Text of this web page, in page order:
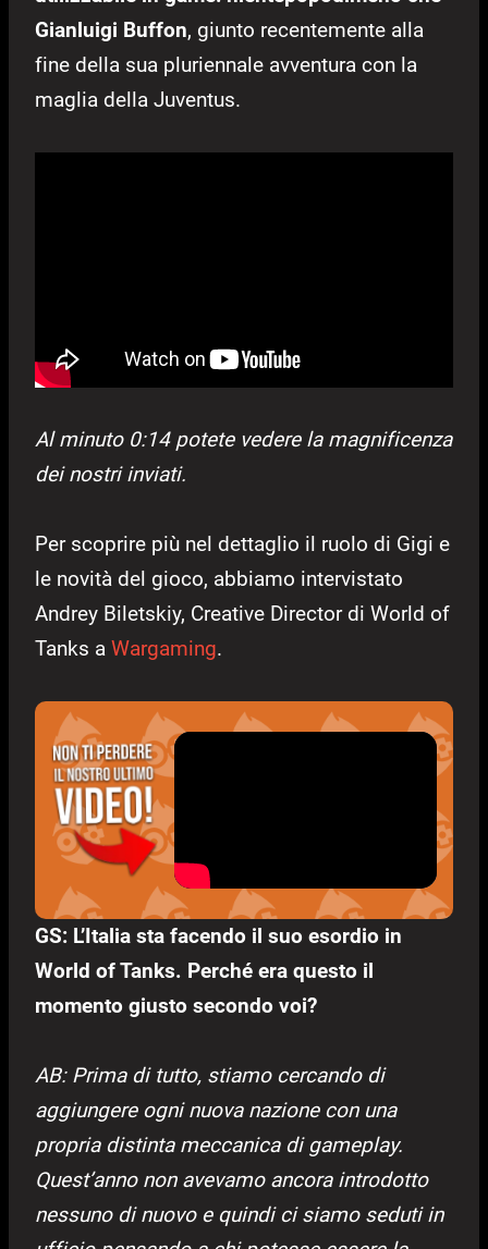
Gianluigi Buffon, giunto recentemente alla
fine della sua pluriennale avventura con la
maglia della Juventus.
Al minuto 0:14 potete vedere la magnificenza
dei nostri inviati.
Per scoprire più nel dettaglio il ruolo di Gigi e
le novità del gioco, abbiamo intervistato
Andrey Biletskiy, Creative Director di World of
Tanks a Wargaming.
GS: L’Italia sta facendo il suo esordio in
World of Tanks. Perché era questo il
momento giusto secondo voi?
AB: Prima di tutto, stiamo cercando di
aggiungere ogni nuova nazione con una
propria distinta meccanica di gameplay.
Quest’anno non avevamo ancora introdotto
nessuno di nuovo e quindi ci siamo seduti in